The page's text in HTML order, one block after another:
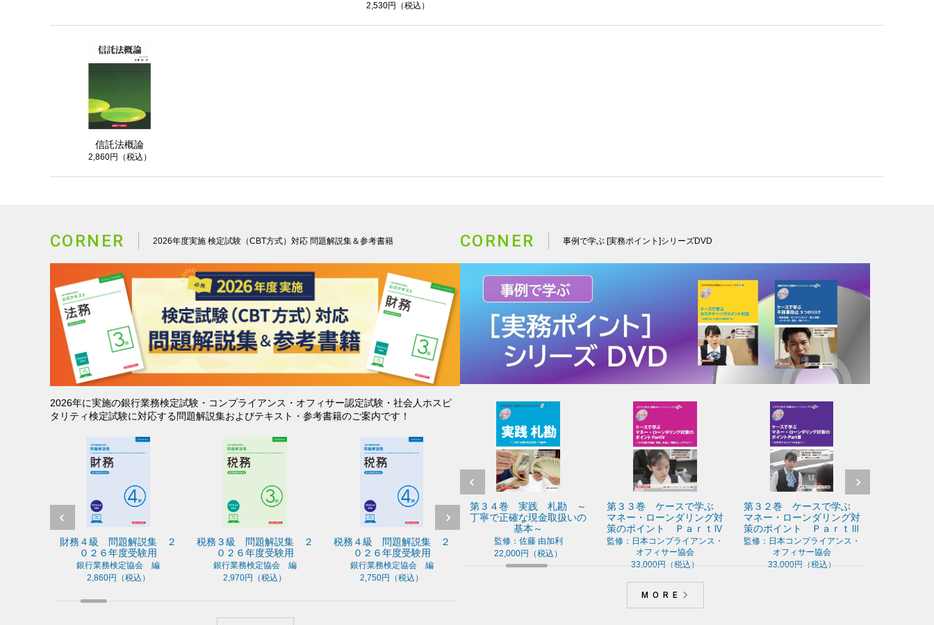
2,530円（税込）
信託法概論
2,860円（税込）
CORNER 2026年度実施 検定試験（CBT方式）対応 問題解説集＆参考書籍
2026年に実施の銀行業務検定試験・コンプライアンス・オフィサー認定試験・社会人ホスピ
タリティ検定試験に対応する問題解説集およびテキスト・参考書籍のご案内です！
務４級 問題解説集 ２
０２６年度受験用
銀行業務検定協会 編
2,860円（税込）
税務３級 問題解説集 ２
０２６年度受験用
銀行業務検定協会 編
2,970円（税込）
税務４級 問題解説集 ２
０２６年度受験用
銀行業務検定協会 編
2,750円（税込）
年金アドバイザー３級 問
題解説集 ２０２６年度受
年金アドバイザー４級 問
題解説集 ２０２６年度受
相続アドバイザー３級 問
題解説集 ２０２６年度受
外国為替３級 問題解説
集 ２０２６年度受験用
CORNER 事例で学ぶ [実務ポイント]シリーズDVD
第３７巻 ケースで学ぶ
融資コンプライアンス違
反 ４つの事例
監修：福谷賢典（弁護士 島田
法律事務所）
38,500円（税込）
第３６巻 ケースで学ぶ
不祥事防止 ５つのリスク
律事務所）
38,500円（税込）
第３５巻 ケースで学ぶ
カスタマーハラスメント対
制作協力：アビリート株式会社
38,500円（税込）
第３４巻 実践 札勘 ～
丁寧で正確な現金取扱いの
監修：佐藤 由加利
22,000円（税込）
第３３巻 ケースで学ぶ
マネー・ローンダリング対
策のポイント ＰａｒｔⅣ
監修：日本コンプライアンス・
オフィサー協会
33,000円（税込）
第３２巻 ケースで学ぶ
マネー・ローンダリング対
策のポイント ＰａｒｔⅢ
監修：日本コンプライアンス・
オフィサー協会
33,000円（税込）
第３１巻 はじめての
ネスマナー －即戦力
て活躍するためのキホ
監修：塩塚 淳子（キャリア
サルタント りあらいず 代
MORE